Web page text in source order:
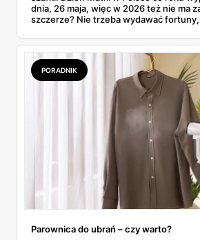
dnia, 26 maja, więc w 2026 też nie ma
szczerze? Nie trzeba wydawać fortuny,
ważną od 21 do 30 maja i wynotowałam
wrzuciłabym do koszyka bez wahania:
i drobiazgi, które kobiety faktycznie
zaczynają się od kilkunastu złotych, a
niż niejeden droższy zestaw.
PORADNIK
Parownica do ubrań – czy warto?